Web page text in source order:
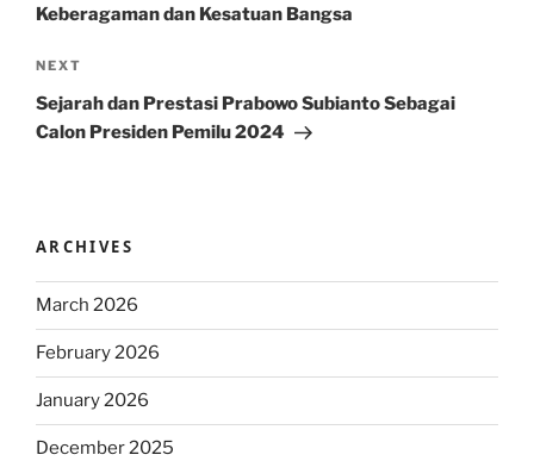
Keberagaman dan Kesatuan Bangsa
Next
Post
NEXT
Sejarah dan Prestasi Prabowo Subianto Sebagai
Calon Presiden Pemilu 2024
ARCHIVES
March 2026
February 2026
January 2026
December 2025